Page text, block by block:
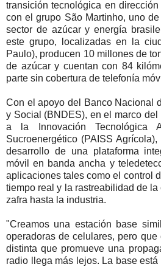
transición tecnológica en
con el grupo São Martinho, uno
sector de azúcar y energía
este grupo, localizadas en la
Paulo), producen 10 millones de
de azúcar y cuentan con 84
parte sin cobertura de telefonía
Con el apoyo del Banco Nacional
y Social (BNDES), en el marco
a la Innovación Tecnológica
Sucroenergético (PAISS
desarrollo de una plataforma
móvil en banda ancha y
aplicaciones tales como el control
tiempo real y la rastreabilidad de
zafra hasta la industria.
"Creamos una estación base
operadoras de celulares, pero
distinta que promueve una
radio llega más lejos. La base